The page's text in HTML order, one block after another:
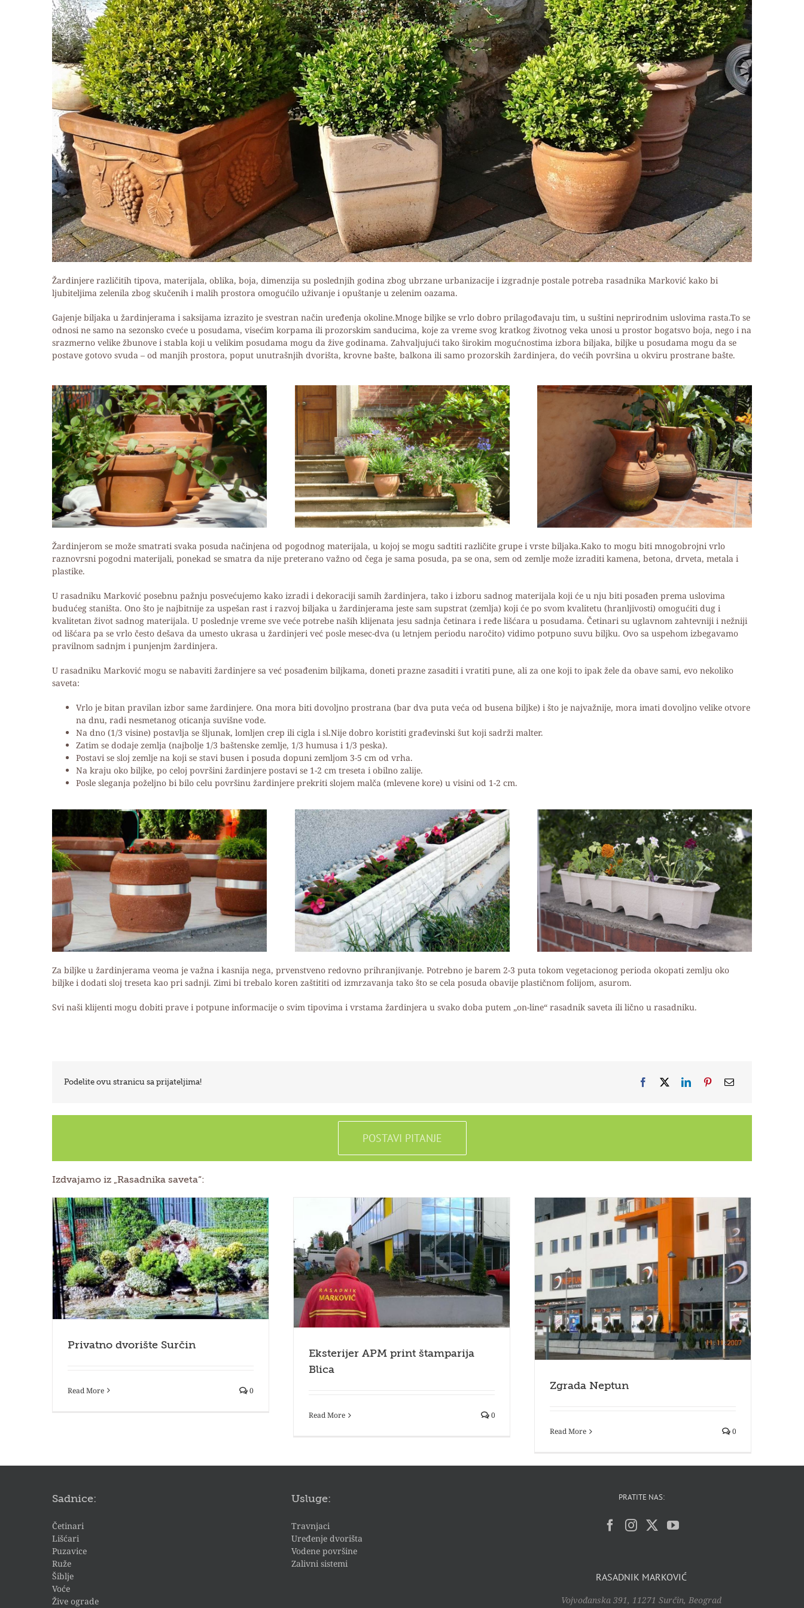
Žardinjere različitih tipova, materijala, oblika, boja, dimenzija su poslednjih godina zbog ubrzane urbanizacije i izgradnje postale potreba rasadnika Marković kako bi
ljubiteljima zelenila zbog skučenih i malih prostora omogućilo uživanje i opuštanje u zelenim oazama.
Gajenje biljaka u žardinjerama i saksijama izrazito je svestran način uređenja okoline.Mnoge biljke se vrlo dobro prilagođavaju tim, u suštini neprirodnim uslovima rasta.To se
odnosi ne samo na sezonsko cveće u posudama, visećim korpama ili prozorskim sanducima, koje za vreme svog kratkog životnog veka unosi u prostor bogatsvo boja, nego i na
srazmerno velike žbunove i stabla koji u velikim posudama mogu da žive godinama. Zahvaljujući tako širokim mogućnostima izbora biljaka, biljke u posudama mogu da se
postave gotovo svuda – od manjih prostora, poput unutrašnjih dvorišta, krovne bašte, balkona ili samo prozorskih žardinjera, do većih površina u okviru prostrane bašte.
Žardinjerom se može smatrati svaka posuda načinjena od pogodnog materijala, u kojoj se mogu sadtiti različite grupe i vrste biljaka.Kako to mogu biti mnogobrojni vrlo
raznovrsni pogodni materijali, ponekad se smatra da nije preterano važno od čega je sama posuda, pa se ona, sem od zemlje može izraditi kamena, betona, drveta, metala i
plastike.
U rasadniku Marković posebnu pažnju posvećujemo kako izradi i dekoraciji samih žardinjera, tako i izboru sadnog materijala koji će u nju biti posađen prema uslovima
budućeg staništa. Ono što je najbitnije za uspešan rast i razvoj biljaka u žardinjerama jeste sam supstrat (zemlja) koji će po svom kvalitetu (hranljivosti) omogućiti dug i
kvalitetan život sadnog materijala. U poslednje vreme sve veće potrebe naših klijenata jesu sadnja četinara i ređe lišćara u posudama. Četinari su uglavnom zahtevniji i nežniji
od lišćara pa se vrlo često dešava da umesto ukrasa u žardinjeri već posle mesec-dva (u letnjem periodu naročito) vidimo potpuno suvu biljku. Ovo sa uspehom izbegavamo
pravilnom sadnjm i punjenjm žardinjera.
U rasadniku Marković mogu se nabaviti žardinjere sa već posađenim biljkama, doneti prazne zasaditi i vratiti pune, ali za one koji to ipak žele da obave sami, evo nekoliko
saveta:
Vrlo je bitan pravilan izbor same žardinjere. Ona mora biti dovoljno prostrana (bar dva puta veća od busena biljke) i što je najvažnije, mora imati dovoljno velike otvore
na dnu, radi nesmetanog oticanja suvišne vode.
Na dno (1/3 visine) postavlja se šljunak, lomljen crep ili cigla i sl.Nije dobro koristiti građevinski šut koji sadrži malter.
Zatim se dodaje zemlja (najbolje 1/3 baštenske zemlje, 1/3 humusa i 1/3 peska).
Postavi se sloj zemlje na koji se stavi busen i posuda dopuni zemljom 3-5 cm od vrha.
Na kraju oko biljke, po celoj površini žardinjere postavi se 1-2 cm treseta i obilno zalije.
Posle sleganja poželjno bi bilo celu površinu žardinjere prekriti slojem malča (mlevene kore) u visini od 1-2 cm.
Za biljke u žardinjerama veoma je važna i kasnija nega, prvenstveno redovno prihranjivanje. Potrebno je barem 2-3 puta tokom vegetacionog perioda okopati zemlju oko
biljke i dodati sloj treseta kao pri sadnji. Zimi bi trebalo koren zaštititi od izmrzavanja tako što se cela posuda obavije plastičnom folijom, asurom.
Svi naši klijenti mogu dobiti prave i potpune informacije o svim tipovima i vrstama žardinjera u svako doba putem „on-line“ rasadnik saveta ili lično u rasadniku.
Podelite ovu stranicu sa prijateljima!
POSTAVI PITANJE
Izdvajamo iz „Rasadnika saveta“:
Privatno dvorište Surčin
Read More 0
Eksterijer APM print štamparija Blica
portfolio
Eksterijer APM print štamparija
Blica
Read More 0
Zgrada Neptun
portfolio
Zgrada Neptun
Read More 0
Sadnice:
Četinari
Lišćari
Puzavice
Ruže
Šiblje
Voće
Žive ograde
Usluge:
Travnjaci
Uređenje dvorišta
Vodene površine
Zalivni sistemi
PRATITE NAS:
RASADNIK MARKOVIĆ
Vojvođanska 391, 11271 Surčin, Beograd